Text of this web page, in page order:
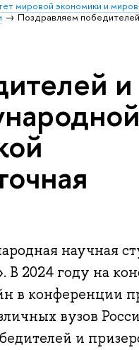
мировой экономики и
Поздравляем
и
научная
В 2024 году на
в конференции
вузов
и